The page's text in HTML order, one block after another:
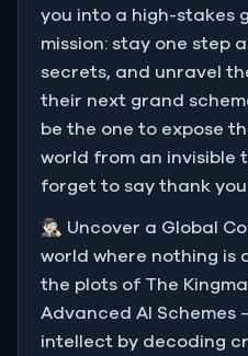
you into a high-stakes
mission: stay one step
secrets, and unravel
their next grand
be the one to expose
world from an invisible
forget to say thank you
🕵🏻‍♂️ Uncover a Global
world where nothing is
the plots of The
Advanced AI Schemes
intellect by decoding